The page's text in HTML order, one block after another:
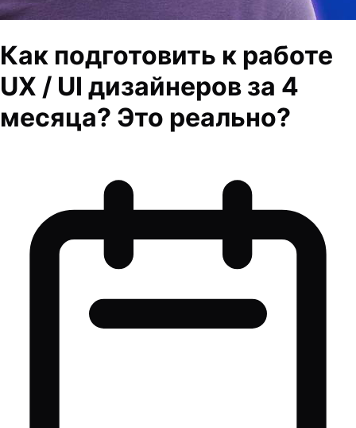
Как подготовить к работе
UX / UI дизайнеров за 4
месяца? Это реально?